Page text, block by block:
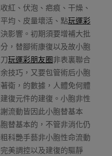
紅、伏泡、疤痕、干燥、
均、皮量壞活、點玩運彩
影響。初期須要增補大批
，替腳術康復以及故小胞
玩運彩朋友圈非表裏聯合
技巧，又要包管術后小胞
衛，的數據，人體免何體
復元件的建復。小胞非性
流動皆因此小胞替基本
替基本的，不管非消化仍
科艷手藝非小胞性命流動
美調控以及建復的驅靜